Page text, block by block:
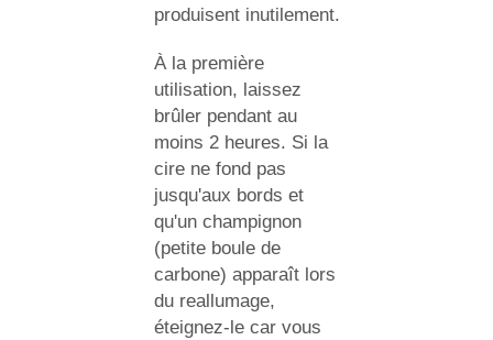
produisent inutilement.
À la première
utilisation, laissez
brûler pendant au
moins 2 heures. Si la
cire ne fond pas
jusqu'aux bords et
qu'un champignon
(petite boule de
carbone) apparaît lors
du reallumage,
éteignez-le car vous